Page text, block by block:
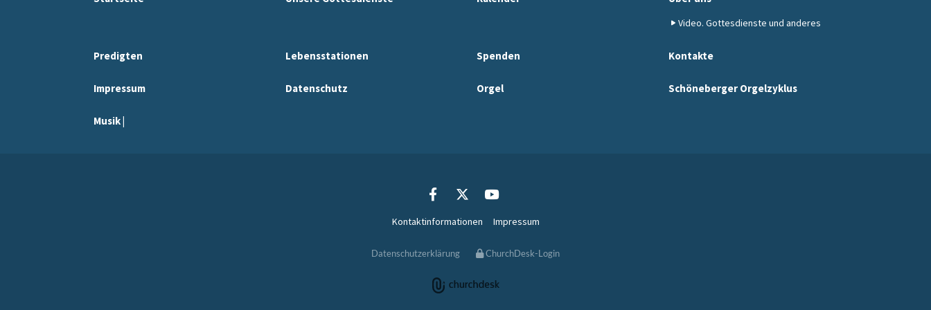
Video. Gottesdienste und anderes
Predigten Lebensstationen Spenden Kontakte
Impressum Datenschutz Orgel Schöneberger Orgelzyklus
Musik |
Kontaktinformationen Impressum
Datenschutzerklärung ChurchDesk-Login